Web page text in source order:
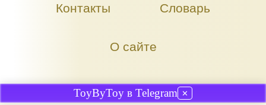
Контакты Словарь
О сайте
ToyByToy в Telegram ✕